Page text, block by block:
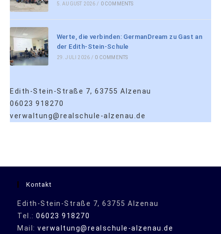
5. AUGUST 2026 / 0 COMMENTS
Werte, die verbinden: GermanDream zu Gast an
der Edith-Stein-Schule
29. JULI 2026 / 0 COMMENTS
Edith-Stein-Straße 7, 63755 Alzenau
06023 918270
verwaltung@realschule-alzenau.de
Kontakt
Edith-Stein-Straße 7, 63755 Alzenau
Tel.: 06023 918270
Mail: verwaltung@realschule-alzenau.de